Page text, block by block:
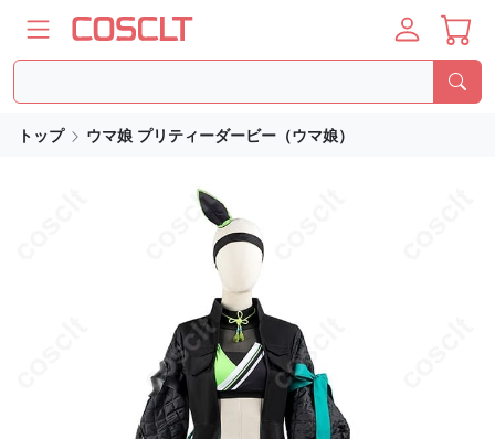
トップ ウマ娘 プリティーダービー（ウマ娘）